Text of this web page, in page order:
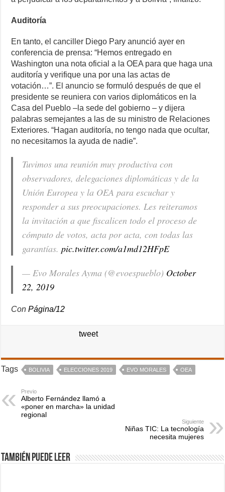
Auditoría
En tanto, el canciller Diego Pary anunció ayer en
conferencia de prensa: “Hemos entregado en
Washington una nota oficial a la OEA para que haga una
auditoría y verifique una por una las actas de
votación…”. El anuncio se formuló después de que el
presidente se reuniera con varios diplomáticos en la
Casa del Pueblo –la sede del gobierno – y dijera
palabras semejantes a las de su ministro de Relaciones
Exteriores. “Hagan auditoría, no tengo nada que ocultar,
no necesitamos la ayuda de nadie”.
Tuvimos una reunión muy productiva con
observadores, delegaciones diplomáticas y de la
Unión Europea y la OEA para escuchar y
responder a sus preocupaciones. Les reiteramos
la invitación a que fiscalicen todo el proceso de
cómputo de votos, acta por acta, con todas las
garantías.pic.twitter.com/a1md12HFpE
— Evo Morales Ayma (@evoespueblo) October
22, 2019
ConPágina/12
tweet
Tags BOLIVIA ELECCIONES 2019 EVO MORALES OEA
Previo
Alberto Fernández llamó a
«poner en marcha» la unidad
regional
Siguiente
Niñas TIC: La tecnología
necesita mujeres
También puede leer